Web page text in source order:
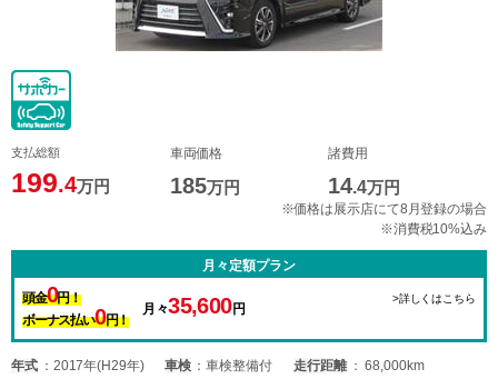
支払総額
199.4万円
車両価格
185万円
諸費用
14.4万円
※価格は展示店にて8月登録の場合
※消費税10%込み
月々定額プラン
頭金0円！
ボーナス払い0円！
月々35,600円
>詳しくはこちら
年式 2017年(H29年) 車検 車検整備付 走行距離
68,000km